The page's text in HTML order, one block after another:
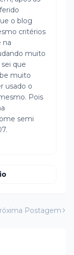
o blog
critérios
na
muito
que
muito
usado o
Pois
semi
Postagem